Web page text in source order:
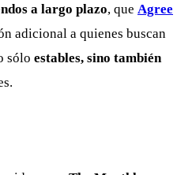
a largo plazo, que Agree
adicional a quienes buscan
sólo estables, sino también